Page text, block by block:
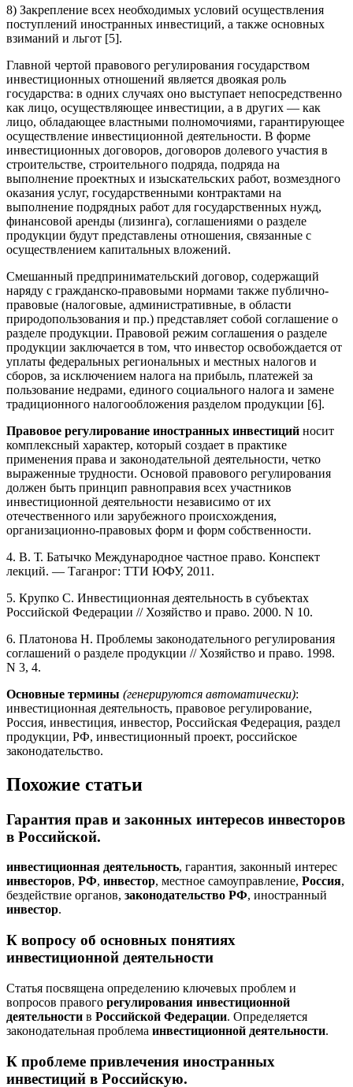
8) Закрепление всех необходимых условий осуществления
поступлений иностранных инвестиций, а также основных
взиманий и льгот [5].
Главной чертой правового регулирования государством
инвестиционных отношений является двоякая роль
государства: в одних случаях оно выступает непосредственно
как лицо, осуществляющее инвестиции, а в других — как
лицо, обладающее властными полномочиями, гарантирующее
осуществление инвестиционной деятельности. В форме
инвестиционных договоров, договоров долевого участия в
строительстве, строительного подряда, подряда на
выполнение проектных и изыскательских работ, возмездного
оказания услуг, государственными контрактами на
выполнение подрядных работ для государственных нужд,
финансовой аренды (лизинга), соглашениями о разделе
продукции будут представлены отношения, связанные с
осуществлением капитальных вложений.
Смешанный предпринимательский договор, содержащий
наряду с гражданско-правовыми нормами также публично-
правовые (налоговые, административные, в области
природопользования и пр.) представляет собой соглашение о
разделе продукции. Правовой режим соглашения о разделе
продукции заключается в том, что инвестор освобождается от
уплаты федеральных региональных и местных налогов и
сборов, за исключением налога на прибыль, платежей за
пользование недрами, единого социального налога и замене
традиционного налогообложения разделом продукции [6].
Правовое регулирование иностранных инвестиций носит
комплексный характер, который создает в практике
применения права и законодательной деятельности, четко
выраженные трудности. Основой правового регулирования
должен быть принцип равноправия всех участников
инвестиционной деятельности независимо от их
отечественного или зарубежного происхождения,
организационно-правовых форм и форм собственности.
4. В. Т. Батычко Международное частное право. Конспект
лекций. — Таганрог: ТТИ ЮФУ, 2011.
5. Крупко С. Инвестиционная деятельность в субъектах
Российской Федерации // Хозяйство и право. 2000. N 10.
6. Платонова Н. Проблемы законодательного регулирования
соглашений о разделе продукции // Хозяйство и право. 1998.
N 3, 4.
Основные термины (генерируются автоматически):
инвестиционная деятельность, правовое регулирование,
Россия, инвестиция, инвестор, Российская Федерация, раздел
продукции, РФ, инвестиционный проект, российское
законодательство.
Похожие статьи
Гарантия прав и законных интересов инвесторов
в Российской.
инвестиционная деятельность, гарантия, законный интерес
инвесторов, РФ, инвестор, местное самоуправление, Россия,
бездействие органов, законодательство РФ, иностранный
инвестор.
К вопросу об основных понятиях
инвестиционной деятельности
Статья посвящена определению ключевых проблем и
вопросов правого регулирования инвестиционной
деятельности в Российской Федерации. Определяется
законодательная проблема инвестиционной деятельности.
К проблеме привлечения иностранных
инвестиций в Российскую.